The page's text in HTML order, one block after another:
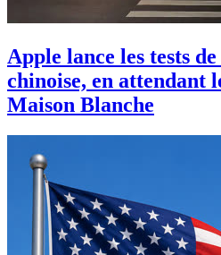
Apple lance les tests
chinoise, en attendant
Maison Blanche